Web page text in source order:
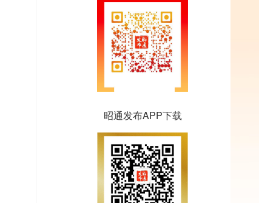
昭通发布APP下载